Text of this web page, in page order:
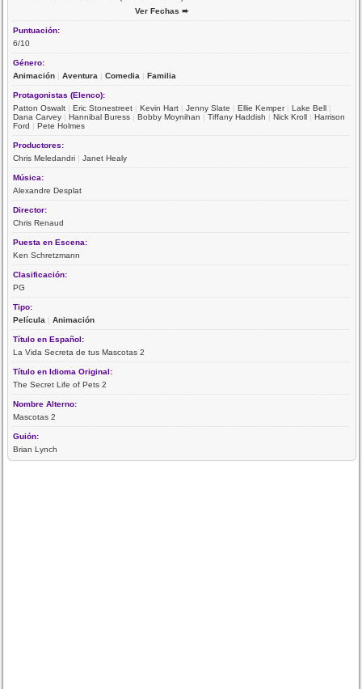
Ver Fechas ➨
Puntuación:
6/10
Género:
Animación |Aventura |Comedia |Familia
Protagonistas (Elenco):
Patton Oswalt |Eric Stonestreet |Kevin Hart |Jenny Slate |Ellie Kemper|Lake Bell |
Dana Carvey |Hannibal Buress |Bobby Moynihan |Tiffany Haddish |Nick Kroll |Harrison
Ford |Pete Holmes
Productores:
Chris Meledandri |Janet Healy
Música:
Alexandre Desplat
Director:
Chris Renaud
Puesta en Escena:
Ken Schretzmann
Clasificación:
PG
Tipo:
Película |Animación
Título en Español:
La Vida Secreta de tus Mascotas 2
Título en Idioma Original:
The Secret Life of Pets 2
Nombre Alterno:
Mascotas 2
Guión:
Brian Lynch